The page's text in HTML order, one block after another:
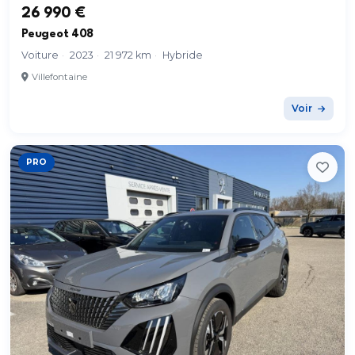
26 990 €
Peugeot 408
Voiture · 2023 · 21 972 km · Hybride
Villefontaine
Voir
PRO